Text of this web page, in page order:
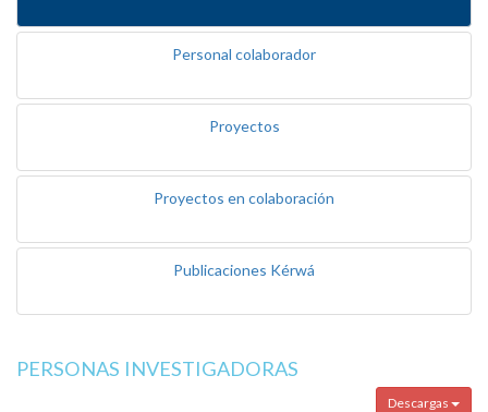
Personal colaborador
Proyectos
Proyectos en colaboración
Publicaciones Kérwá
PERSONAS INVESTIGADORAS
Descargas